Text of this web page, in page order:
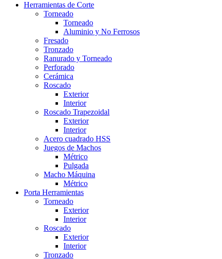
Herramientas de Corte
Torneado
Torneado
Aluminio y No Ferrosos
Fresado
Tronzado
Ranurado y Torneado
Perforado
Cerámica
Roscado
Exterior
Interior
Roscado Trapezoidal
Exterior
Interior
Acero cuadrado HSS
Juegos de Machos
Métrico
Pulgada
Macho Máquina
Métrico
Porta Herramientas
Torneado
Exterior
Interior
Roscado
Exterior
Interior
Tronzado